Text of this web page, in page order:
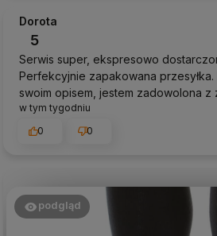
Dorota
5
Serwis super, ekspresowo
Perfekcyjnie zapakowana
swoim opisem, jestem zadowolona z
w tym tygodniu
0
0
podgląd